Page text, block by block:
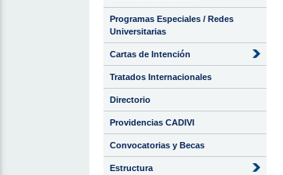
Programas Especiales / Redes
Universitarias
Cartas de Intención
Tratados Internacionales
Directorio
Providencias CADIVI
Convocatorias y Becas
Estructura